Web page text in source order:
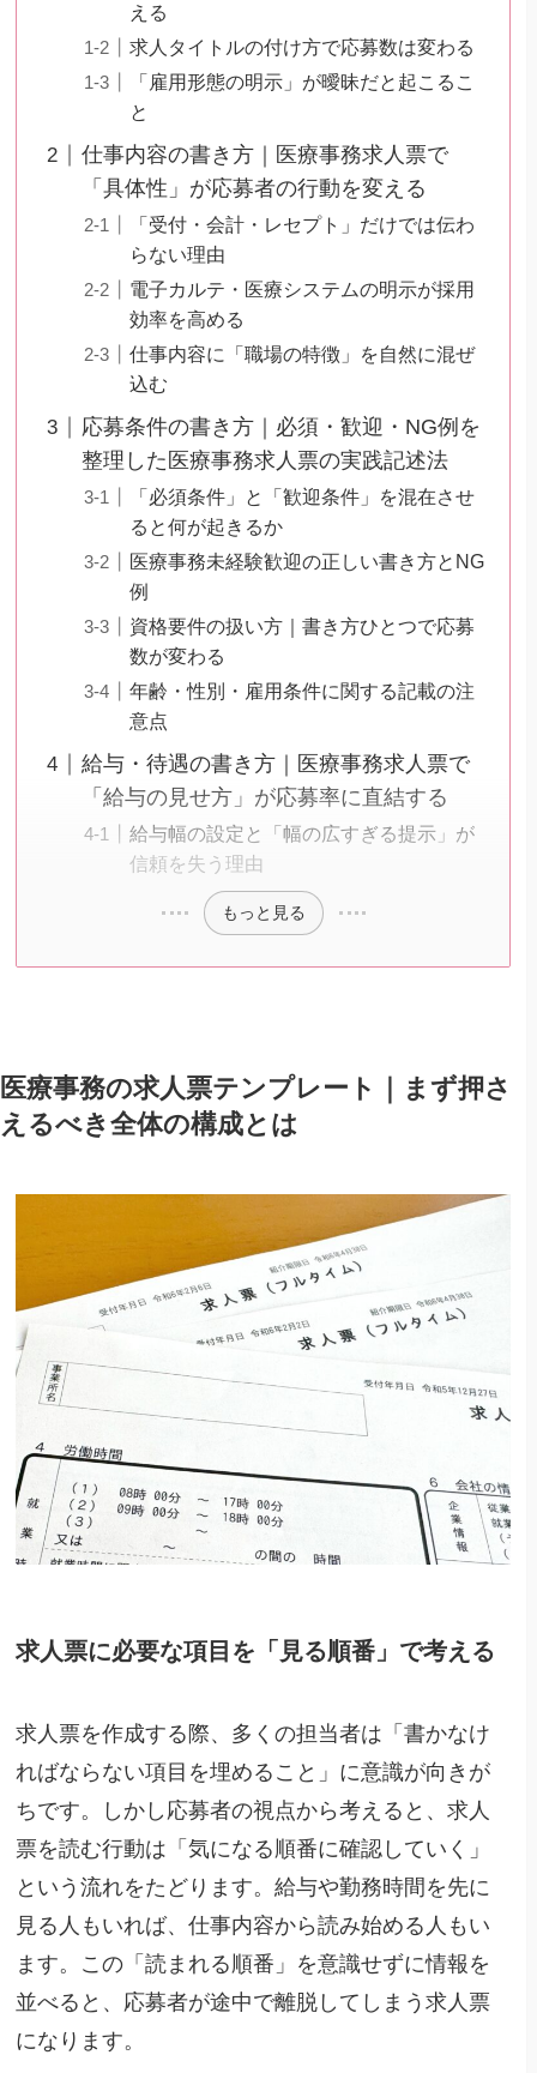
える
求人タイトルの付け方で応募数は変わる
「雇用形態の明示」が曖昧だと起こるこ
と
仕事内容の書き方｜医療事務求人票で
「具体性」が応募者の行動を変える
「受付・会計・レセプト」だけでは伝わ
らない理由
電子カルテ・医療システムの明示が採用
効率を高める
仕事内容に「職場の特徴」を自然に混ぜ
込む
応募条件の書き方｜必須・歓迎・NG例を
整理した医療事務求人票の実践記述法
「必須条件」と「歓迎条件」を混在させ
ると何が起きるか
医療事務未経験歓迎の正しい書き方とNG
例
資格要件の扱い方｜書き方ひとつで応募
数が変わる
年齢・性別・雇用条件に関する記載の注
意点
給与・待遇の書き方｜医療事務求人票で
「給与の見せ方」が応募率に直結する
給与幅の設定と「幅の広すぎる提示」が
信頼を失う理由
もっと見る
医療事務の求人票テンプレート｜まず押さ
えるべき全体の構成とは
求人票に必要な項目を「見る順番」で考える
求人票を作成する際、多くの担当者は「書かなけ
ればならない項目を埋めること」に意識が向きが
ちです。しかし応募者の視点から考えると、求人
票を読む行動は「気になる順番に確認していく」
という流れをたどります。給与や勤務時間を先に
見る人もいれば、仕事内容から読み始める人もい
ます。この「読まれる順番」を意識せずに情報を
並べると、応募者が途中で離脱してしまう求人票
になります。